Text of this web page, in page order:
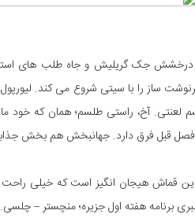
جک گریلیش و جاه طلب های استون
ساز را با سیتی شروع می کند. لیورپول
لعنتی. آخ، راستی طلسم؛ همان که خود
فصل قبل فرق دارد. جهانبخش هم بخش
این قماش هیجان انگیز است که خیلی راحت
برنامه هفته اول جزیره؛ منچستر – چلسی.